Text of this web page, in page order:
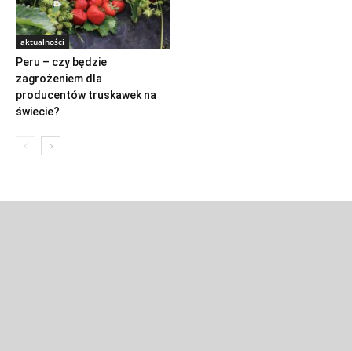
aktualności
Peru – czy będzie
zagrożeniem dla
producentów truskawek na
świecie?